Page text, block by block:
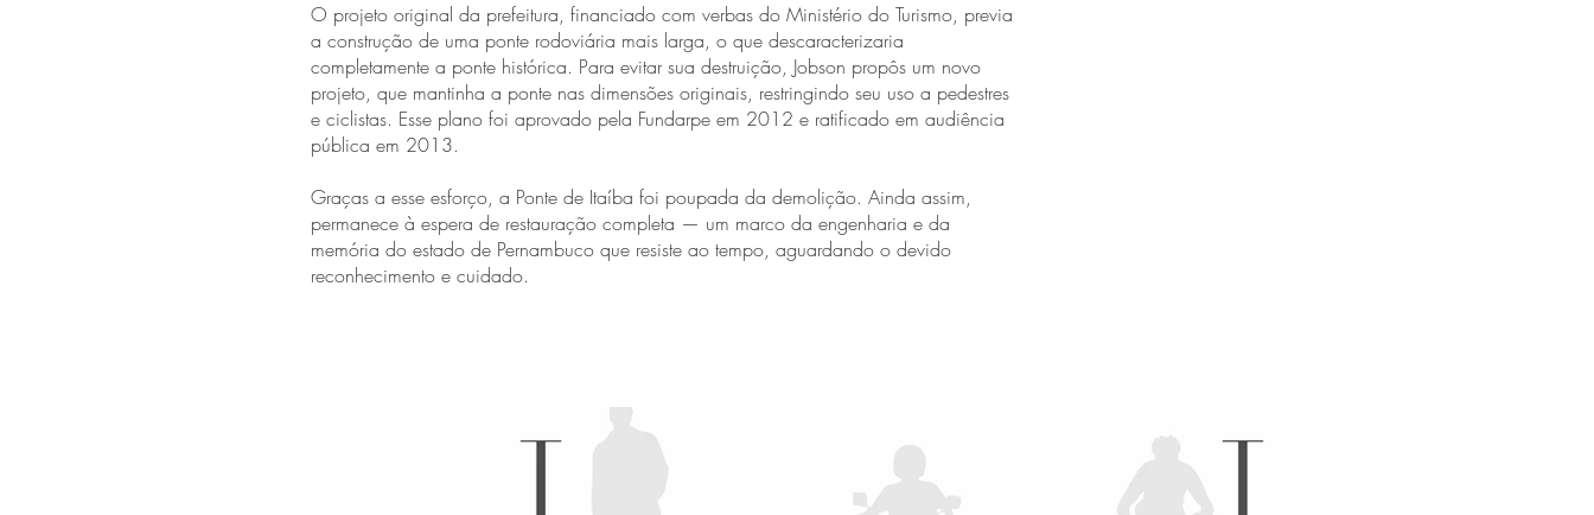
O projeto original da prefeitura, financiado com verbas do Ministério do Turismo, previa
a construção de uma ponte rodoviária mais larga, o que descaracterizaria
completamente a ponte histórica. Para evitar sua destruição, Jobson propôs um novo
projeto, que mantinha a ponte nas dimensões originais, restringindo seu uso a pedestres
e ciclistas. Esse plano foi aprovado pela Fundarpe em 2012 e ratificado em audiência
pública em 2013.
Graças a esse esforço, a Ponte de Itaíba foi poupada da demolição. Ainda assim,
permanece à espera de restauração completa — um marco da engenharia e da
memória do estado de Pernambuco que resiste ao tempo, aguardando o devido
reconhecimento e cuidado.